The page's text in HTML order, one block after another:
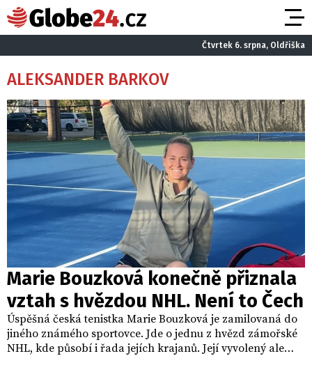
Čtvrtek 6. srpna, Oldřiška
ALEKSANDER BARKOV
Marie Bouzková konečně přiznala
vztah s hvězdou NHL. Není to Čech
Úspěšná česká tenistka Marie Bouzková je zamilovaná do
jiného známého sportovce. Jde o jednu z hvězd zámořské
NHL, kde působí i řada jejích krajanů. Její vyvolený ale